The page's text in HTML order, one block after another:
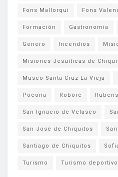
Fons Mallorqui Fons
Formación Gastronomía
Genero Incendios
Misiones Jesuíticas de
Museo Santa Cruz La Vieja
Pocona Roboré
San Ignacio de Velasco
San José de Chiquitos
Santiago de Chiquitos
Turismo Turismo deportivo